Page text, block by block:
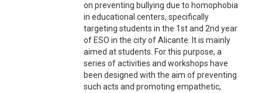
on preventing bullying due to homophobia
in educational centers, specifically
targeting students in the 1st and 2nd year
of ESO in the city of Alicante. It is mainly
aimed at students. For this purpose, a
series of activities and workshops have
been designed with the aim of preventing
such acts and promoting empathetic,